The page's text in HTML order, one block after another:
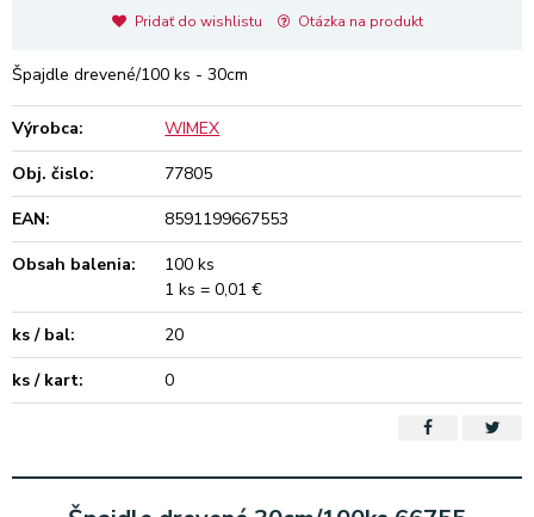
Pridať do wishlistu Otázka na produkt
Špajdle drevené/100 ks - 30cm
Výrobca:
WIMEX
Obj. čislo:
77805
EAN:
8591199667553
Obsah balenia:
100 ks
1 ks = 0,01 €
ks / bal:
20
ks / kart:
0